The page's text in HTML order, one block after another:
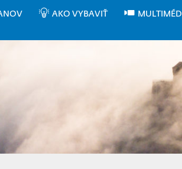
AKO VYBAVIŤ